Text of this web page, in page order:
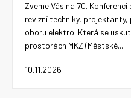
10.11.2026
Zveme Vás na 70.
revizní techniky,
oboru elektro. Která se
prostorách MKZ (Městské...